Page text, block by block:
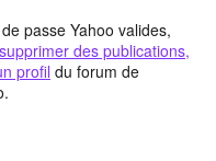
passe Yahoo valides,
supprimer des publications,
profil du forum de